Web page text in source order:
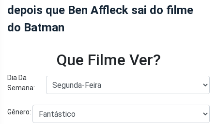
depois que Ben Affleck sai do filme
do Batman
Que Filme Ver?
Dia Da
Semana:
Gênero: